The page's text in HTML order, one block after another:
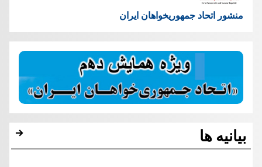
منشور اتحاد جمهوریخواهان ایران
بیانیه ها